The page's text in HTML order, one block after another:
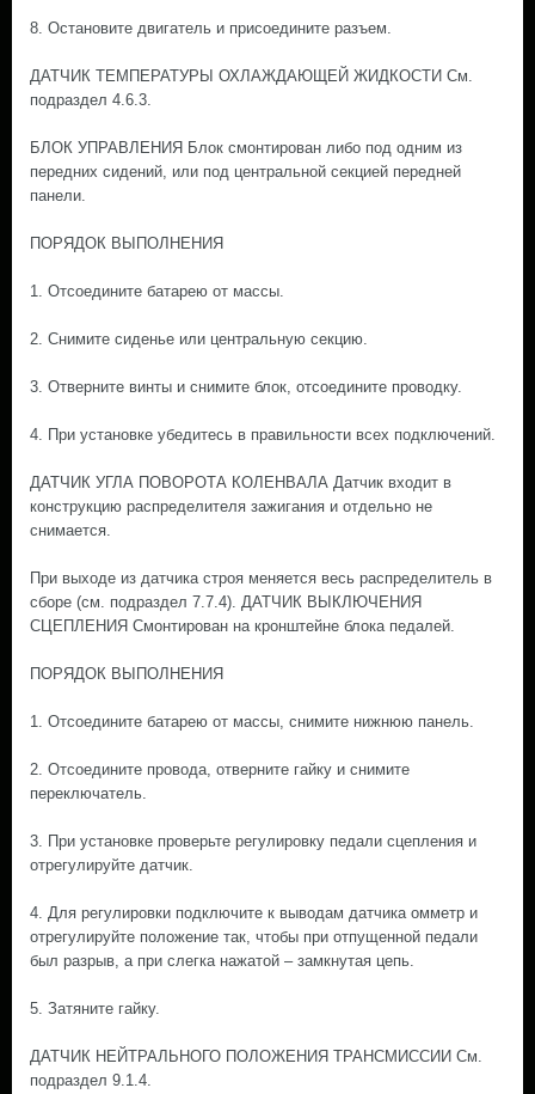
8. Остановите двигатель и присоедините разъем.
ДАТЧИК ТЕМПЕРАТУРЫ ОХЛАЖДАЮЩЕЙ ЖИДКОСТИ Cм.
подраздел 4.6.3.
БЛОК УПРАВЛЕНИЯ Блок смонтирован либо под одним из
передних сидений, или под центральной секцией передней
панели.
ПОРЯДОК ВЫПОЛНЕНИЯ
1. Отсоедините батарею от массы.
2. Снимите сиденье или центральную секцию.
3. Отверните винты и снимите блок, отсоедините проводку.
4. При установке убедитесь в правильности всех подключений.
ДАТЧИК УГЛА ПОВОРОТА КОЛЕНВАЛА Датчик входит в
конструкцию распределителя зажигания и отдельно не
снимается.
При выходе из датчика строя меняется весь распределитель в
сборе (см. подраздел 7.7.4). ДАТЧИК ВЫКЛЮЧЕНИЯ
СЦЕПЛЕНИЯ Смонтирован на кронштейне блока педалей.
ПОРЯДОК ВЫПОЛНЕНИЯ
1. Отсоедините батарею от массы, снимите нижнюю панель.
2. Отсоедините провода, отверните гайку и снимите
переключатель.
3. При установке проверьте регулировку педали сцепления и
отрегулируйте датчик.
4. Для регулировки подключите к выводам датчика омметр и
отрегулируйте положение так, чтобы при отпущенной педали
был разрыв, а при слегка нажатой – замкнутая цепь.
5. Затяните гайку.
ДАТЧИК НЕЙТРАЛЬНОГО ПОЛОЖЕНИЯ ТРАНСМИССИИ Cм.
подраздел 9.1.4.